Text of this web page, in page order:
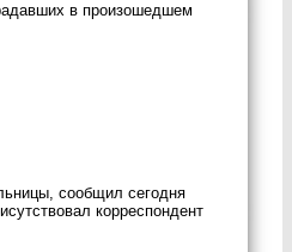
в произошедшем
сообщил сегодня
корреспондент